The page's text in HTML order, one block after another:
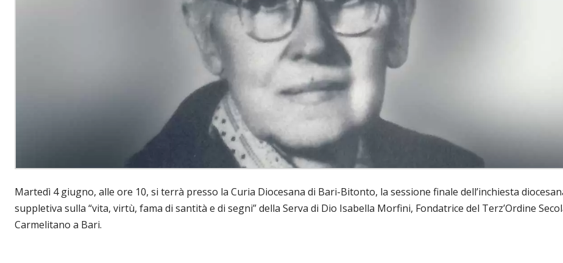
Martedì 4 giugno, alle ore 10, si terrà presso la Curia Diocesana di Bari-Bitonto, la sessione finale dell’inchiesta
suppletiva sulla “vita, virtù, fama di santità e di segni” della Serva di Dio Isabella Morfini, Fondatrice del Terz’Ordine
Carmelitano a Bari.